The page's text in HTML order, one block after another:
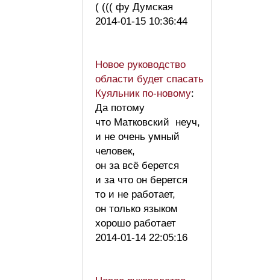
( ((( фу Думская
2014-01-15 10:36:44
Новое руководство
области будет спасать
Куяльник по-новому:
Да потому
что Матковский неуч,
и не очень умный
человек,
он за всё берется
и за что он берется
то и не работает,
он только языком
хорошо работает
2014-01-14 22:05:16